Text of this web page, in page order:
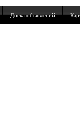
Доска объявлений